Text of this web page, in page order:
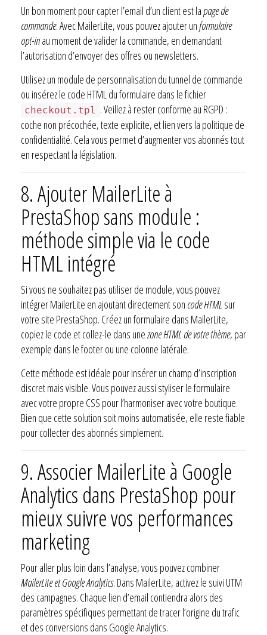
Un bon moment pour capter l’email d’un client est lapage de
commande. Avec MailerLite, vous pouvez ajouter unformulaire
opt-inau moment de valider la commande, en demandant
l’autorisation d’envoyer des offres ou newsletters.
Utilisez un module de personnalisation du tunnel de commande
ou insérez le code HTML du formulaire dans le fichier
checkout.tpl
. Veillez à rester conforme au RGPD :
coche non précochée, texte explicite, et lien vers la politique de
confidentialité. Cela vous permet d’augmenter vos abonnés tout
en respectant la législation.
8.Ajouter MailerLite à
PrestaShop sans module :
méthode simple via le code
HTML intégré
Si vous ne souhaitez pas utiliser de module, vous pouvez
intégrer MailerLite en ajoutant directement son code HTML sur
votre site PrestaShop. Créez un formulaire dans MailerLite,
copiez le code et collez-le dans unezone HTML de votre thème, par
exemple dans le footer ou une colonne latérale.
Cette méthode est idéale pour insérer un champ d’inscription
discret mais visible. Vous pouvez aussi styliser le formulaire
avec votre propre CSS pour l’harmoniser avec votre boutique.
Bien que cette solution soit moins automatisée, elle reste fiable
pour collecter des abonnés simplement.
9.Associer MailerLite à Google
Analytics dans PrestaShop pour
mieux suivre vos performances
marketing
Pour aller plus loin dans l’analyse, vous pouvez combiner
MailerLite et Google Analytics. Dans MailerLite, activez le suivi UTM
des campagnes. Chaque lien d’email contiendra alors des
paramètres spécifiques permettant de tracer l’origine du trafic
et des conversions dans Google Analytics.